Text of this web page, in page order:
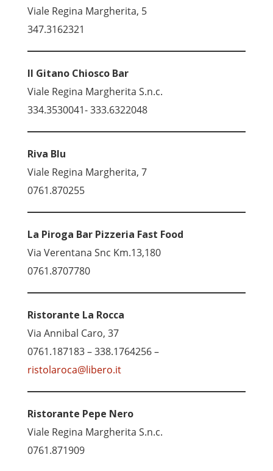
Viale Regina Margherita, 5
347.3162321
Il Gitano Chiosco Bar
Viale Regina Margherita S.n.c.
334.3530041- 333.6322048
Riva Blu
Viale Regina Margherita, 7
0761.870255
La Piroga Bar Pizzeria Fast Food
Via Verentana Snc Km.13,180
0761.8707780
Ristorante La Rocca
Via Annibal Caro, 37
0761.187183 – 338.1764256 –
ristolaroca@libero.it
Ristorante Pepe Nero
Viale Regina Margherita S.n.c.
0761.871909